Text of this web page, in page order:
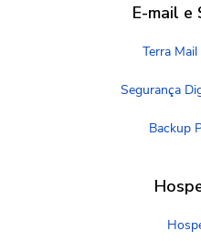
E-mail e
Terra
Segurança
Backup